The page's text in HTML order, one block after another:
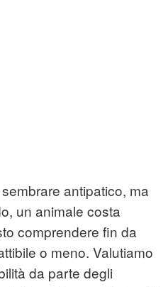
antipatico, ma
un animale costa
comprendere fin da
o meno. Valutiamo
da parte degli